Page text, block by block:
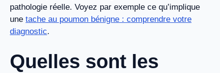
pathologie réelle. Voyez par exemple ce qu’implique
une tache au poumon bénigne : comprendre votre
diagnostic.
Quelles sont les